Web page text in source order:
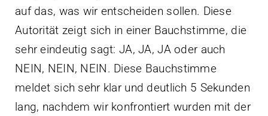
auf das, was wir entscheiden sollen. Diese
Autorität zeigt sich in einer Bauchstimme, die
sehr eindeutig sagt: JA, JA, JA oder auch
NEIN, NEIN, NEIN. Diese Bauchstimme
meldet sich sehr klar und deutlich 5 Sekunden
lang, nachdem wir konfrontiert wurden mit der